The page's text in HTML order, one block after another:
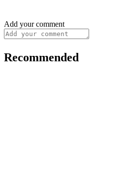
Add your comment
Recommended